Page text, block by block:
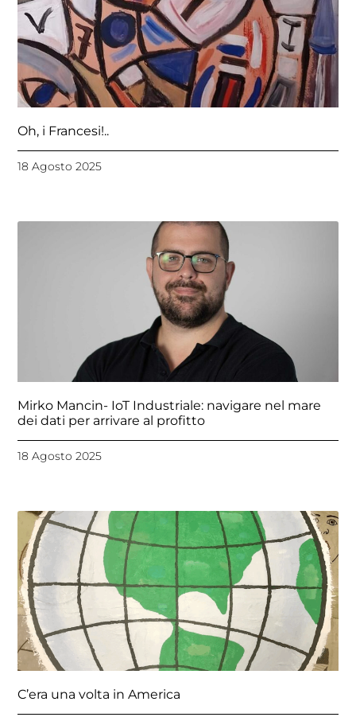
Oh, i Francesi!..
18 Agosto 2025
Mirko Mancin- IoT Industriale: navigare nel mare
dei dati per arrivare al profitto
18 Agosto 2025
C’era una volta in America